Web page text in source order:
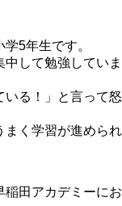
5年生です。
して勉強していま
いる！」と言って怒
まく学習が進められ
稲田アカデミーにお